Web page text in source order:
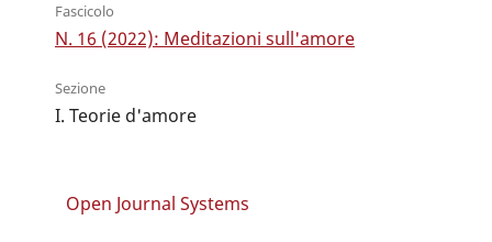
Fascicolo
N. 16 (2022): Meditazioni sull'amore
Sezione
I. Teorie d'amore
Open Journal Systems